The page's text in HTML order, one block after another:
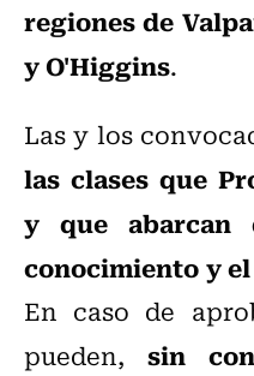
regiones de
y O'Higgins.
Las y los
las clases que
y que abarcan
conocimiento y
En caso de
pueden, sin